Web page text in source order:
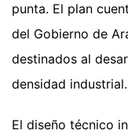
punta. El plan
del Gobierno de
destinados al
densidad industrial.
El diseño técnico